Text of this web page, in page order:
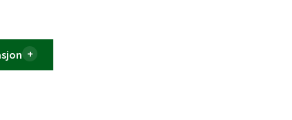
bak deksling.
separat.